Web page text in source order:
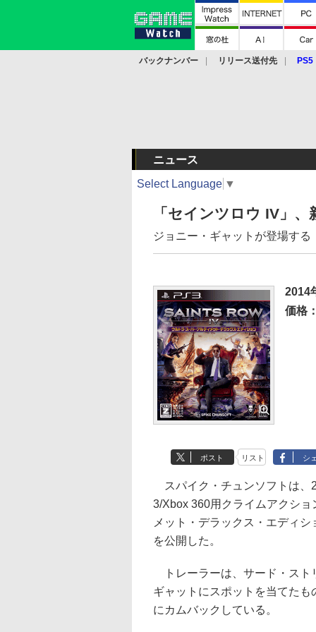
バックナンバー リリース送付先
PS5
ニュース
Select Language ▼
「セインツロウ IV」、
ジョニー・ギャットが登場す
2014
価格
ポスト リスト シ
スパイク・チュンソフトは、
3/Xbox 360用クライムアクシ
メット・デラックス・エディ
を公開した。
トレーラーは、サード・スト
ギャットにスポットを当てた
にカムバックしている。